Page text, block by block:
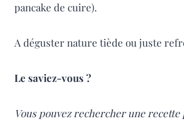
pancake de cuire).
A déguster nature tiède ou juste
Le saviez-vous ?
Vous pouvez rechercher une